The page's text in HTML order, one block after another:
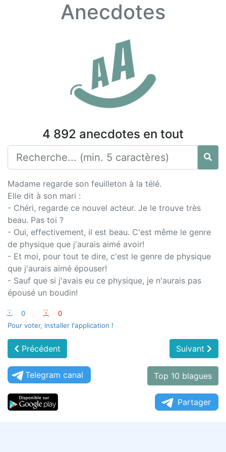
Anecdotes
4 892 anecdotes en tout
Madame regarde son feuilleton à la télé.
Elle dit à son mari :
- Chéri, regarde ce nouvel acteur. Je le trouve très
beau. Pas toi ?
- Oui, effectivement, il est beau. C'est même le genre
de physique que j'aurais aimé avoir!
- Et moi, pour tout te dire, c'est le genre de physique
que j'aurais aimé épouser!
- Sauf que si j'avais eu ce physique, je n'aurais pas
épousé un boudin!
:-) 0 :-(
0
Pour voter, installer l'application !
Précédent Suivant
Telegram canal Top 10 blagues
Partager